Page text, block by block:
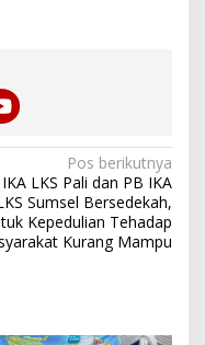
Pos berikutnya
LKS Pali dan PB IKA
Sumsel Bersedekah,
Kepedulian Tehadap
Kurang Mampu